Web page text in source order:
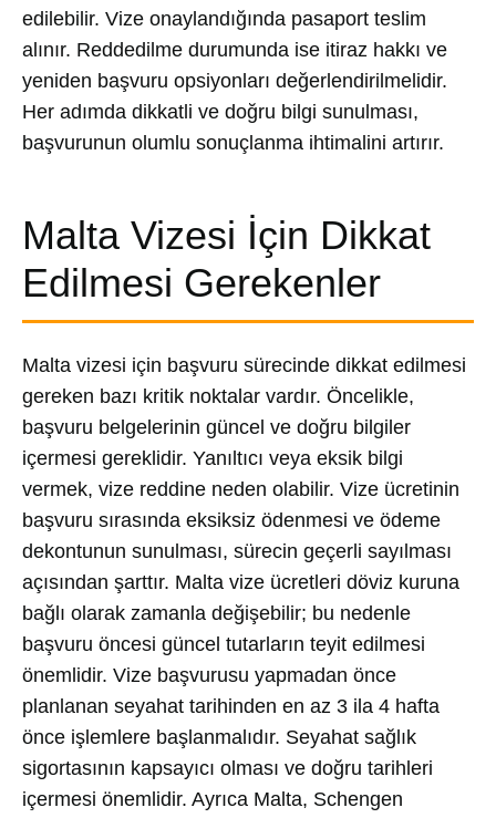
edilebilir. Vize onaylandığında pasaport teslim
alınır. Reddedilme durumunda ise itiraz hakkı ve
yeniden başvuru opsiyonları değerlendirilmelidir.
Her adımda dikkatli ve doğru bilgi sunulması,
başvurunun olumlu sonuçlanma ihtimalini artırır.
Malta Vizesi İçin Dikkat
Edilmesi Gerekenler
Malta vizesi için başvuru sürecinde dikkat edilmesi
gereken bazı kritik noktalar vardır. Öncelikle,
başvuru belgelerinin güncel ve doğru bilgiler
içermesi gereklidir. Yanıltıcı veya eksik bilgi
vermek, vize reddine neden olabilir. Vize ücretinin
başvuru sırasında eksiksiz ödenmesi ve ödeme
dekontunun sunulması, sürecin geçerli sayılması
açısından şarttır. Malta vize ücretleri döviz kuruna
bağlı olarak zamanla değişebilir; bu nedenle
başvuru öncesi güncel tutarların teyit edilmesi
önemlidir. Vize başvurusu yapmadan önce
planlanan seyahat tarihinden en az 3 ila 4 hafta
önce işlemlere başlanmalıdır. Seyahat sağlık
sigortasının kapsayıcı olması ve doğru tarihleri
içermesi önemlidir. Ayrıca Malta, Schengen